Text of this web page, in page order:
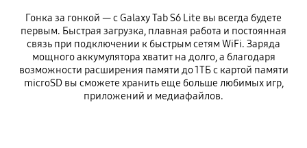
Гонка за гонкой — с Galaxy Tab S6 Lite вы всегда будете
первым. Быстрая загрузка, плавная работа и постоянная
связь при подключении к быстрым сетям WiFi. Заряда
мощного аккумулятора хватит на долго, а благодаря
возможности расширения памяти до 1ТБ с картой памяти
microSD вы сможете хранить еще больше любимых игр,
приложений и медиафайлов.